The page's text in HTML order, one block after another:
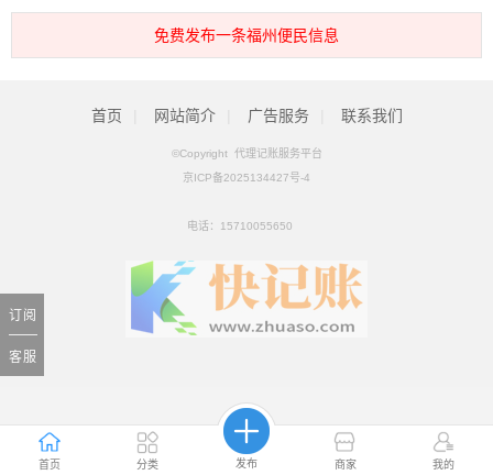
首页 分类 发布 商家 我的
免费发布一条福州便民信息
订阅
客服
首页 网站简介 广告服务 联系我们
©Copyright 代理记账服务平台
京ICP备2025134427号-4
电话： 15710055650